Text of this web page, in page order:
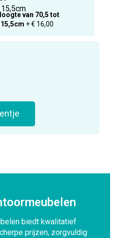
van 70,5 tot
+ € 16,00
biedt kwalitatief
prijzen, zorgvuldig